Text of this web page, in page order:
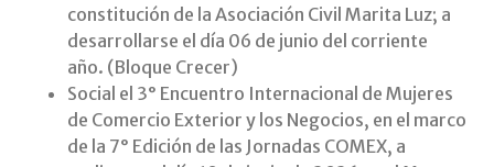
constitución de la Asociación Civil Marita Luz; a
desarrollarse el día 06 de junio del corriente
año. (Bloque Crecer)
Social el 3° Encuentro Internacional de Mujeres
de Comercio Exterior y los Negocios, en el marco
de la 7° Edición de las Jornadas COMEX, a